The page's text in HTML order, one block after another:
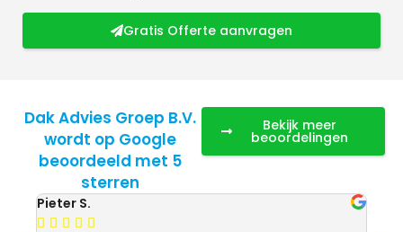
Gratis Offerte aanvragen
Dak Advies Groep B.V.
wordt op Google
beoordeeld met 5
sterren
Bekijk meer
beoordelingen
Pieter S.
    